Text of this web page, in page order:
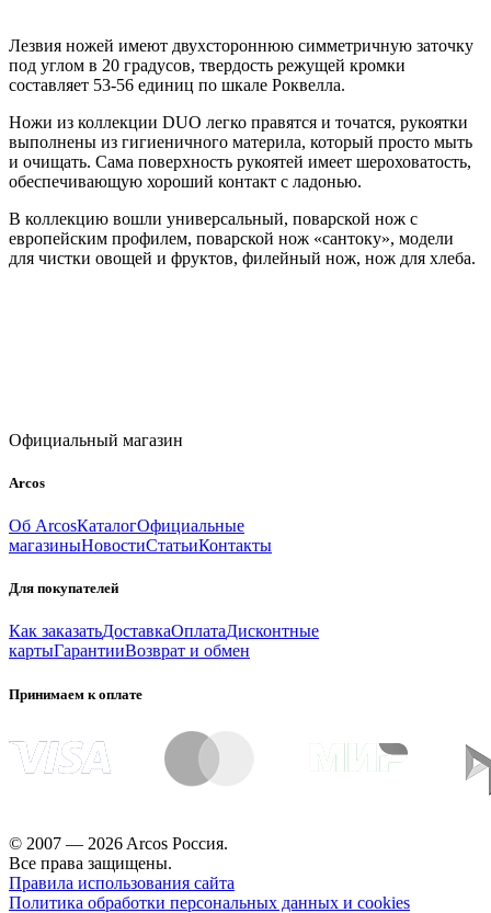
Лезвия ножей имеют двухстороннюю симметричную заточку
под углом в 20 градусов, твердость режущей кромки
составляет 53-56 единиц по шкале Роквелла.
Ножи из коллекции DUO легко правятся и точатся, рукоятки
выполнены из гигиеничного материла, который просто мыть
и очищать. Сама поверхность рукоятей имеет шероховатость,
обеспечивающую хороший контакт с ладонью.
В коллекцию вошли универсальный, поварской нож с
европейским профилем, поварской нож «сантоку», модели
для чистки овощей и фруктов, филейный нож, нож для хлеба.
Официальный магазин
Arcos
Об ArcosКаталогОфициальные
магазиныНовостиСтатьиКонтакты
Для покупателей
Как заказатьДоставкаОплатаДисконтные
картыГарантииВозврат и обмен
Принимаем к оплате
© 2007 — 2026 Arcos Россия.
Все права защищены.
Правила использования сайта
Политика обработки персональных данных и cookies